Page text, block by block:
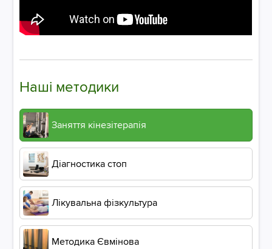
Наші методики
Заняття кінезітерапія
Діагностика стоп
Лікувальна фізкультура
Методика Євмінова